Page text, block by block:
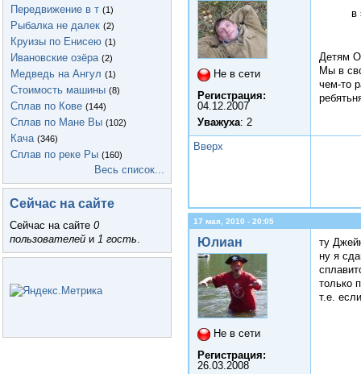
Передвижение в т (1)
Рыбалка не далек (2)
Круизы по Енисею (1)
Ивановские озёра (2)
Медведь на Ангул (1)
Стоимость машины (8)
Сплав по Кове (144)
Сплав по Мане Вы (102)
Кача (346)
Сплав по реке Ры (160)
Весь список...
Сейчас на сайте
Сейчас на сайте 0
пользователей и 1 гость.
Не в сети
Регистрация:
04.12.2007
Уважуха: 2
в
Детям
Мы в
чем-то
Вверх
17 мая, 2010 - 20:05
Юлиан
Не в сети
Регистрация:
26.03.2008
ту
ну я
только
т.е.